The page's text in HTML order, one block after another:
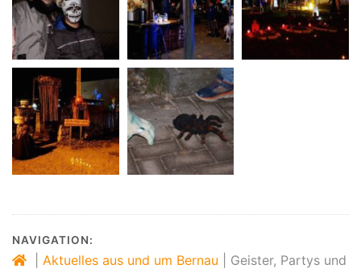
NAVIGATION:
Aktuelles aus und um Bernau
Geister, Partys und